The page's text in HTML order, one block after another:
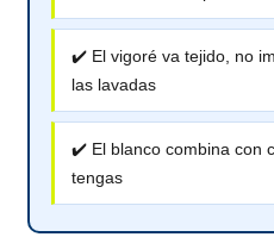
✔️ El vigoré va tejido, no
las lavadas
✔️ El blanco combina con
tengas